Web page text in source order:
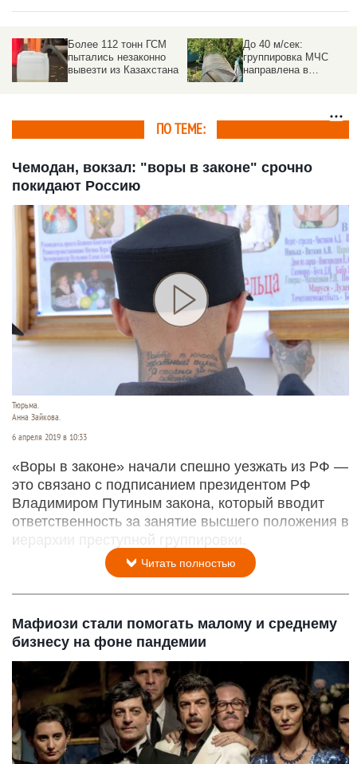
Более 112 тонн ГСМ
пытались незаконно
вывезти из Казахстана
До 40 м/сек:
группировка МЧС
направлена в
ПО ТЕМЕ:
Чемодан, вокзал: "воры в законе" срочно
покидают Россию
Тюрьма.
Анна Зайкова.
6 апреля 2019 в 10:33
«Воры в законе» начали спешно уезжать из РФ —
это связано с подписанием президентом РФ
Владимиром Путиным закона, который вводит
ответственность за занятие высшего положения в
иерархии преступной группировки.
Читать полностью
Мафиози стали помогать малому и среднему
бизнесу на фоне пандемии